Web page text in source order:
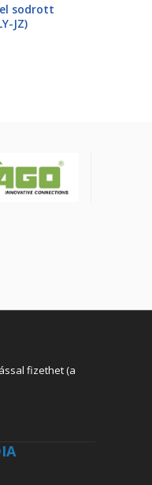
sodrott
JZ)
fizethet (a